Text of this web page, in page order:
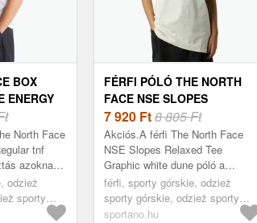
BOX
ENERGY
(BOX
North Face
tnf
azoknak
keresik....
odzież
sporty
FÉRFI PÓLÓ THE NORTH
FACE NSE SLOPES
RELAXED TEE GRAPHIC
WHITE DUNE (NSE SLOPES
RELAXED TEE GRAPHIC
NF0A8E4EQLI1)
7 920 Ft8 805 Ft
Akciós.A férfi The North Face
NSE Slopes Relaxed Tee
Graphic white dune póló a
hétköznapi póló funkcionalitását
kínálja sportos kiadásban,
megfelelve az a...
férfi, sporty górskie, odzież
sporty górskie, odzież sporty
górskie koszulka, fehér
sportano.hu